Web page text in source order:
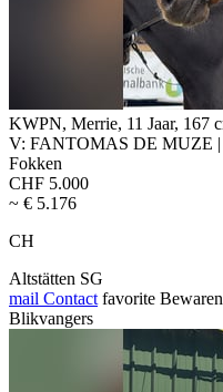
KWPN, Merrie, 11 Jaar, 167
V: FANTOMAS DE MUZE
Fokken
CHF 5.000
~ € 5.176
CH
Altstätten SG
mail Contact favorite Bewaren
Blikvangers